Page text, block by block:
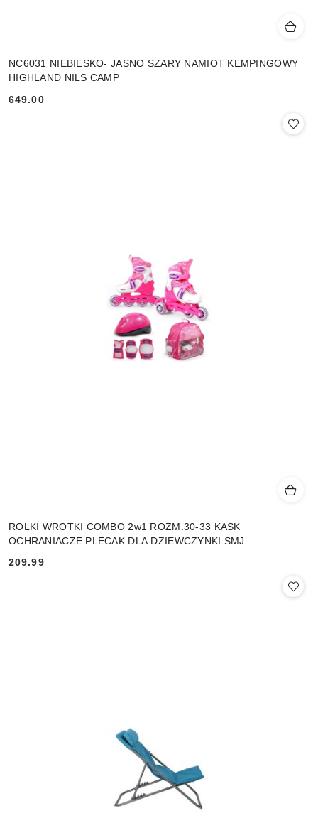
NC6031 NIEBIESKO- JASNO SZARY NAMIOT KEMPINGOWY
HIGHLAND NILS CAMP
Cena:
649.00
ROLKI WROTKI COMBO 2w1 ROZM.30-33 KASK
OCHRANIACZE PLECAK DLA DZIEWCZYNKI SMJ
Cena:
209.99